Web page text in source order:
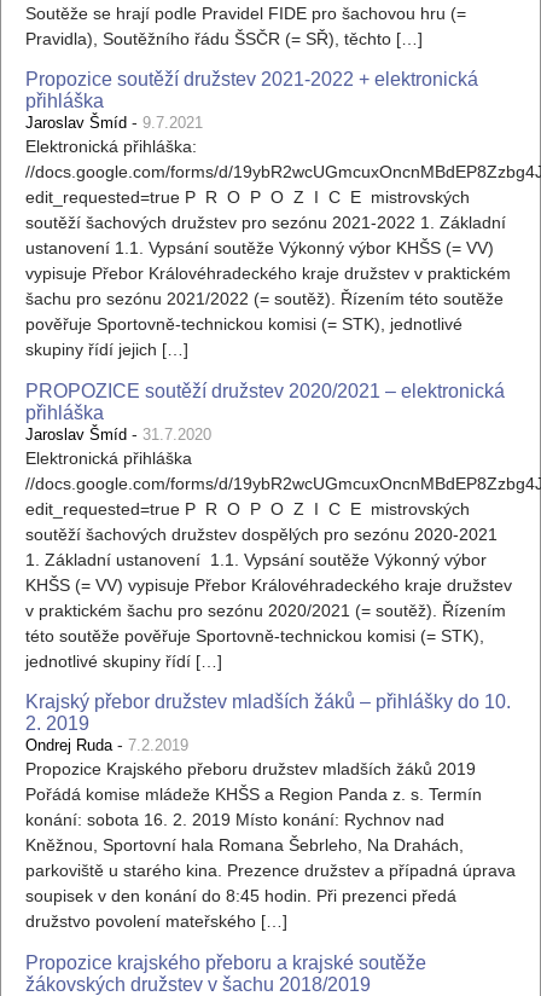
Soutěže se hrají podle Pravidel FIDE pro šachovou hru (=
Pravidla), Soutěžního řádu ŠSČR (= SŘ), těchto […]
Propozice soutěží družstev 2021-2022 + elektronická
přihláška
Jaroslav Šmíd - 9.7.2021
Elektronická přihláška:
//docs.google.com/forms/d/
edit_requested=true P R O P O Z I C E mistrovských
soutěží šachových družstev pro sezónu 2021-2022 1. Základní
ustanovení 1.1. Vypsání soutěže Výkonný výbor KHŠS (= VV)
vypisuje Přebor Královéhradeckého kraje družstev v praktickém
šachu pro sezónu 2021/2022 (= soutěž). Řízením této soutěže
pověřuje Sportovně-technickou komisi (= STK), jednotlivé
skupiny řídí jejich […]
PROPOZICE soutěží družstev 2020/2021 – elektronická
přihláška
Jaroslav Šmíd - 31.7.2020
Elektronická přihláška
//docs.google.com/forms/d/
edit_requested=true P R O P O Z I C E mistrovských
soutěží šachových družstev dospělých pro sezónu 2020-2021
1. Základní ustanovení 1.1. Vypsání soutěže Výkonný výbor
KHŠS (= VV) vypisuje Přebor Královéhradeckého kraje družstev
v praktickém šachu pro sezónu 2020/2021 (= soutěž). Řízením
této soutěže pověřuje Sportovně-technickou komisi (= STK),
jednotlivé skupiny řídí […]
Krajský přebor družstev mladších žáků – přihlášky do 10.
2. 2019
Ondrej Ruda- 7.2.2019
Propozice Krajského přeboru družstev mladších žáků 2019
Pořádá komise mládeže KHŠS a Region Panda z. s. Termín
konání: sobota 16. 2. 2019 Místo konání: Rychnov nad
Kněžnou, Sportovní hala Romana Šebrleho, Na Drahách,
parkoviště u starého kina. Prezence družstev a případná úprava
soupisek v den konání do 8:45 hodin. Při prezenci předá
družstvo povolení mateřského […]
Propozice krajského přeboru a krajské soutěže
žákovských družstev v šachu 2018/2019